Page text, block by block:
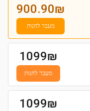
900.90₪
מעבר לחנות
1099₪
מעבר לחנות
1099₪